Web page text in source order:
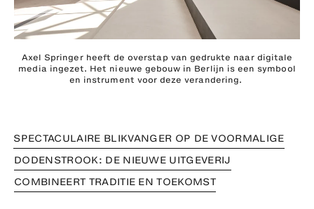
Axel Springer heeft de overstap van gedrukte naar digitale
media ingezet. Het nieuwe gebouw in Berlijn is een symbool
en instrument voor deze verandering.
SPECTACULAIRE BLIKVANGER OP DE VOORMALIGE
DODENSTROOK: DE NIEUWE UITGEVERIJ
COMBINEERT TRADITIE EN TOEKOMST